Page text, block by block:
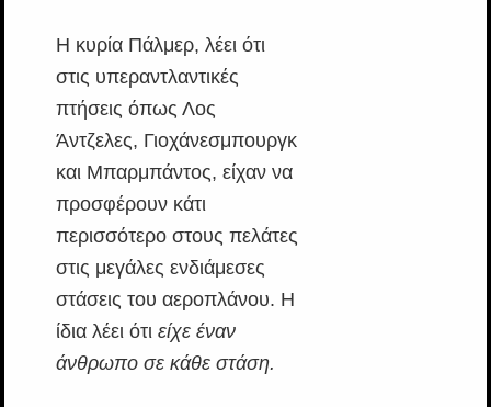
Η κυρία Πάλμερ, λέει ότι
στις υπεραντλαντικές
πτήσεις όπως Λος
Άντζελες, Γιοχάνεσμπουργκ
και Μπαρμπάντος, είχαν να
προσφέρουν κάτι
περισσότερο στους πελάτες
στις μεγάλες ενδιάμεσες
στάσεις του αεροπλάνου. Η
ίδια λέει ότι είχε έναν
άνθρωπο σε κάθε στάση.